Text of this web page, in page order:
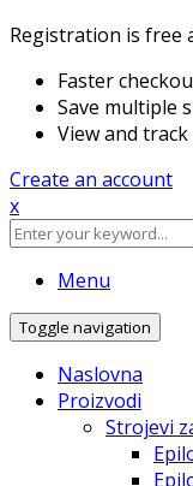
Registration is free
Faster
Save multiple
View and
Create an account
x
Menu
Toggle navigation
Naslovna
Proizvodi
Strojevi